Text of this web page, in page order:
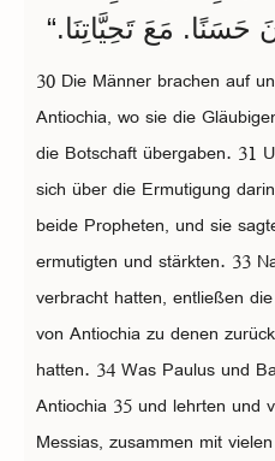
حَسَنًا. مَعَ تَحِيَّاتِنَا.“
30 Die Männer brachen auf
Antiochia, wo sie die
die Botschaft übergaben. 31
sich über die Ermutigung
beide Propheten, und sie
ermutigten und stärkten. 33
verbracht hatten, entließen
von Antiochia zu denen
hatten. 34 Was Paulus und
Antiochia 35 und lehrten und
Messias, zusammen mit